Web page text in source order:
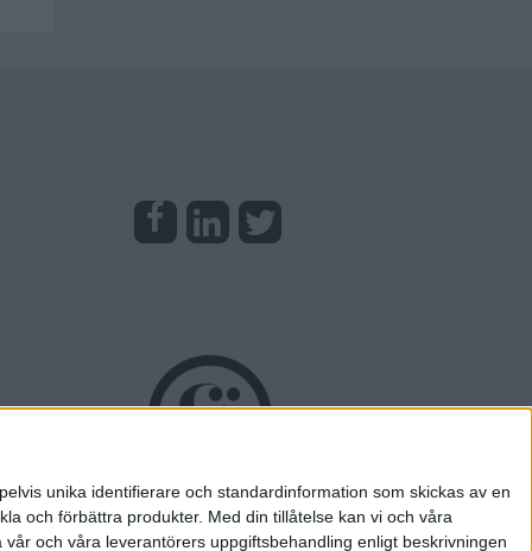
unika identifierare och standardinformation som skickas av en
och förbättra produkter. Med din tillåtelse kan vi och våra
och våra leverantörers uppgiftsbehandling enligt beskrivningen